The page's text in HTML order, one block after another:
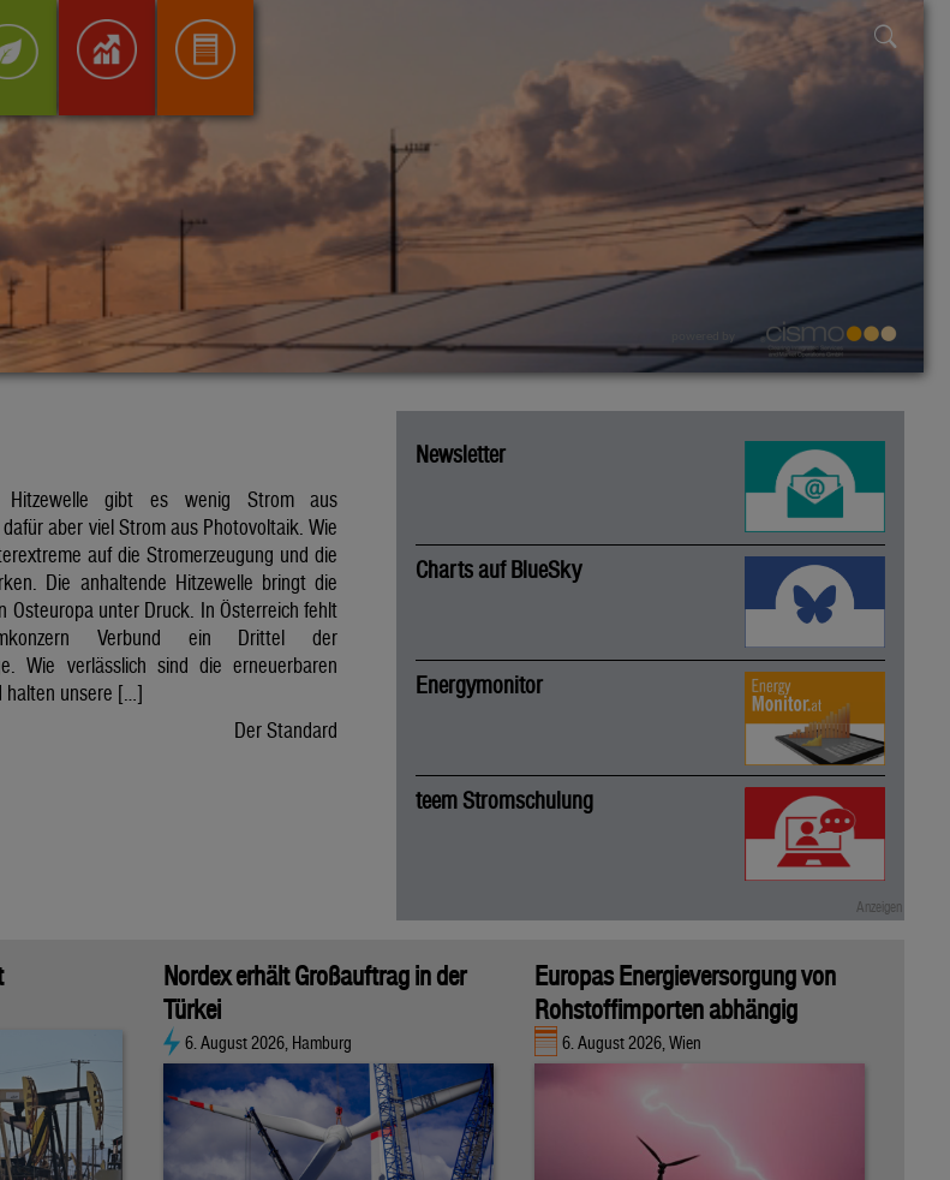
Hitzewelle gibt es wenig Strom aus
aber viel Strom aus Photovoltaik. Wie
auf die Stromerzeugung und die
Die anhaltende Hitzewelle bringt die
Osteuropa unter Druck. In Österreich fehlt
Verbund ein Drittel der
Wie verlässlich sind die erneuerbaren
halten unsere […]
Der Standard
Newsletter
Charts auf BlueSky
Energymonitor
teem Stromschulung
Nordex erhält Großauftrag in der
Türkei
6. August 2026, Hamburg
Europas Energieversorgung von
Rohstoffimporten abhängig
6. August 2026, Wien